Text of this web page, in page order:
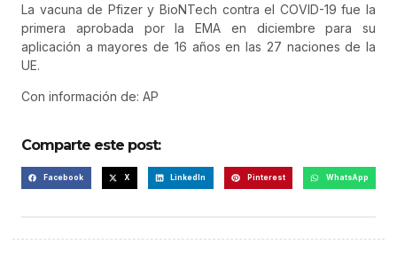
La vacuna de Pfizer y BioNTech contra el COVID-19 fue la
primera aprobada por la EMA en diciembre para su
aplicación a mayores de 16 años en las 27 naciones de la
UE.
Con información de: AP
Comparte este post:
Facebook X LinkedIn Pinterest WhatsApp